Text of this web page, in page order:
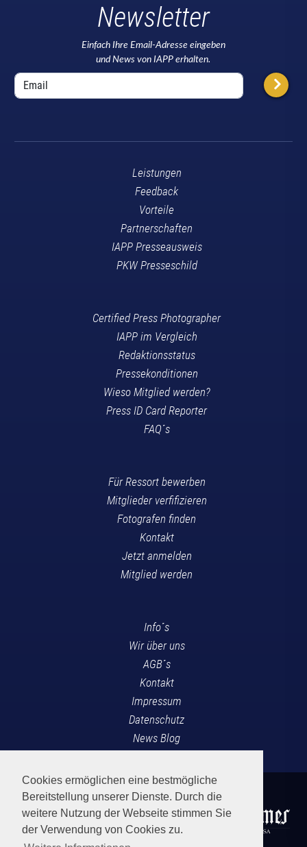
Cookies ermöglichen eine bestmögliche
Bereitstellung unserer Dienste. Durch die
weitere Nutzung der Webseite stimmen Sie
der Verwendung von Cookies zu.
Newsletter
Einfach Ihre Email-Adresse eingeben
und News von IAPP erhalten.
Leistungen
Feedback
Vorteile
Partnerschaften
IAPP Presseausweis
PKW Presseschild
Certified Press Photographer
IAPP im Vergleich
Redaktionsstatus
Pressekonditionen
Wieso Mitglied werden?
Press ID Card Reporter
FAQ´s
Für Ressort bewerben
Mitglieder verfifizieren
Fotografen finden
Kontakt
Jetzt anmelden
Mitglied werden
Info´s
Wir über uns
AGB´s
Kontakt
Impressum
Datenschutz
News Blog